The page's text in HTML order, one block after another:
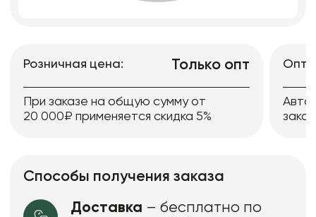
Розничная цена: Только опт
При заказе на общую сумму от
20 000₽ применяется скидка 5%
Способы получения заказа
Доставка – бесплатно по